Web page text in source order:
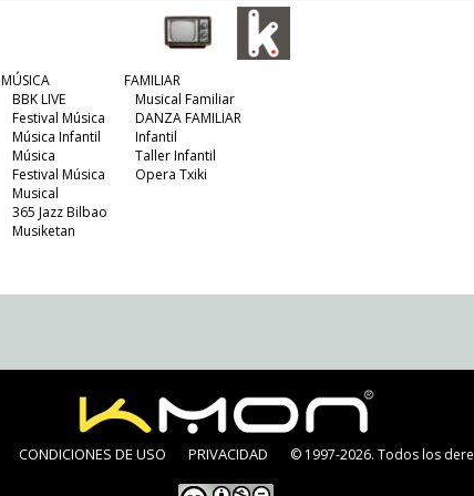
MÚSICA
BBK LIVE
Festival Música
Música Infantil
Música
Festival Música
Musical
365 Jazz Bilbao
Musiketan
FAMILIAR
Musical Familiar
DANZA FAMILIAR
Infantil
Taller Infantil
Opera Txiki
CONDICIONES DE USO PRIVACIDAD © 1997-2026. Todos los